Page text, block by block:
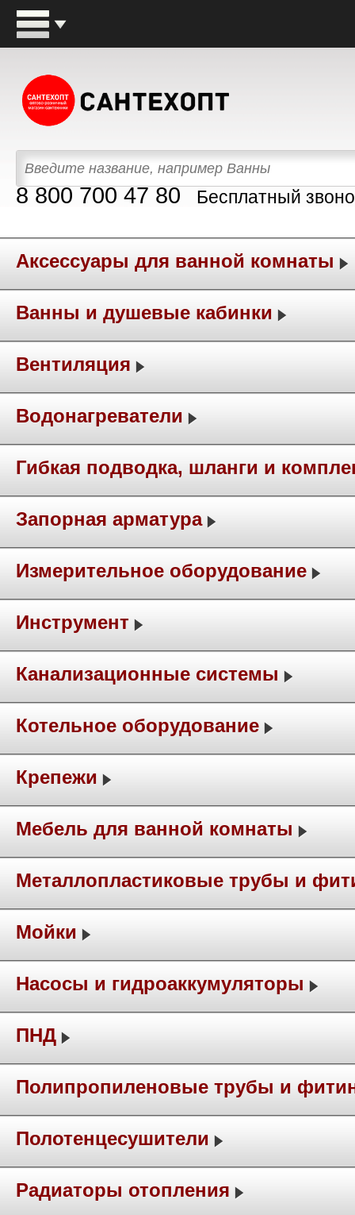
8 800 700 47 80 Бесплатный
Аксессуары для ванной комнаты
Ванны и душевые кабинки
Вентиляция
Водонагреватели
Гибкая подводка, шланги и
Запорная арматура
Измерительное оборудование
Инструмент
Канализационные системы
Котельное оборудование
Крепежи
Мебель для ванной комнаты
Металлопластиковые трубы и
Мойки
Насосы и гидроаккумуляторы
ПНД
Полипропиленовые трубы и
Полотенцесушители
Радиаторы отопления